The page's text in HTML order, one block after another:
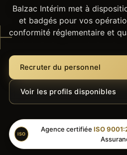
Balzac Intérim met à
et badgés pour vos
conformité réglementaire et
Recruter du personnel
Voir les profils disponibles
ISO
Agence certifiée ISO